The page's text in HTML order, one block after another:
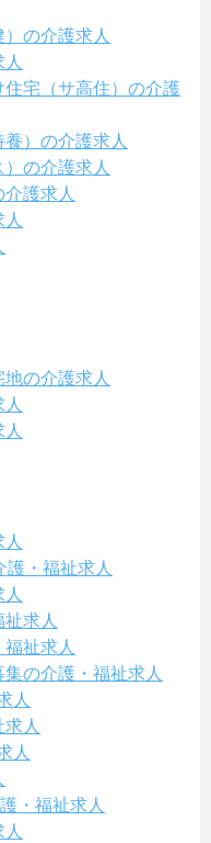
の介護求人
宅（サ高住）の介護
）の介護求人
の介護求人
護求人
の介護求人
・福祉求人
求人
祉求人
の介護・福祉求人
人
人
人
・福祉求人